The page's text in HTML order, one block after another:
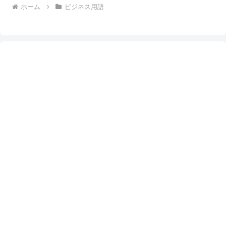
ホーム ビジネス用語